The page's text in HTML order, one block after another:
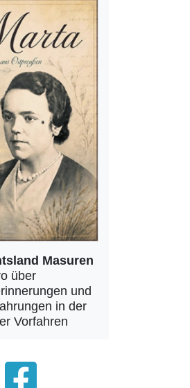
Masuren
über
und
in der
Vorfahren